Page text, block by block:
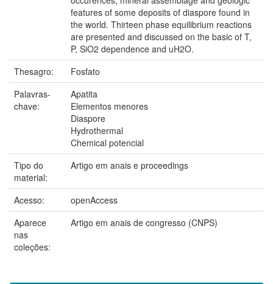
features of some deposits of diaspore found in
the world. Thirteen phase equilibrium reactions
are presented and discussed on the basic of T,
P, SiO2 dependence and uH2O.
Thesagro:
Fosfato
Palavras-
chave:
Apatita
Elementos menores
Diaspore
Hydrothermal
Chemical potencial
Tipo do
material:
Artigo em anais e proceedings
Acesso:
openAccess
Aparece
nas
coleções:
Artigo em anais de congresso (CNPS)